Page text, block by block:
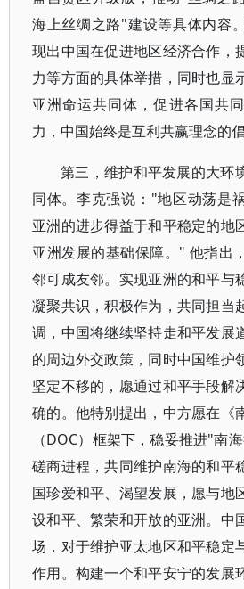
海上丝绸之路"建设等具体内容
现出中国在促进地区经济合作，
力等方面的具体举措，同时也显
亚洲命运共同体，促进各国共
力，中国始终是互利共赢理念的
第三，维护和平发展的大环
同体。李克强说："地区动荡是
亚洲的进步得益于和平稳定的地
亚洲发展的基础保障。" 他指出
邻可成友邻。实现亚洲的和平与
凝聚共识，积极作为，共同担当
调，中国将继续坚持走和平发展
的周边外交政策，同时中国维护
坚定不移的，愿通过和平手段解
确的。他特别提出，中方愿在《
（DOC）框架下，稳妥推进"南
磋商进程，共同维护南海的和平
国珍爱和平、渴望发展，愿与地
设和平、繁荣和开放的亚洲。中
场，对于维护亚太地区和平稳定
作用。构建一个和平安宁的发展